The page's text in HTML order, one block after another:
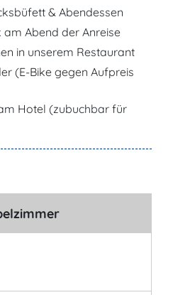
& Abendessen
Abend der Anreise
in unserem Restaurant
(E-Bike gegen Aufpreis
Hotel (zubuchbar für